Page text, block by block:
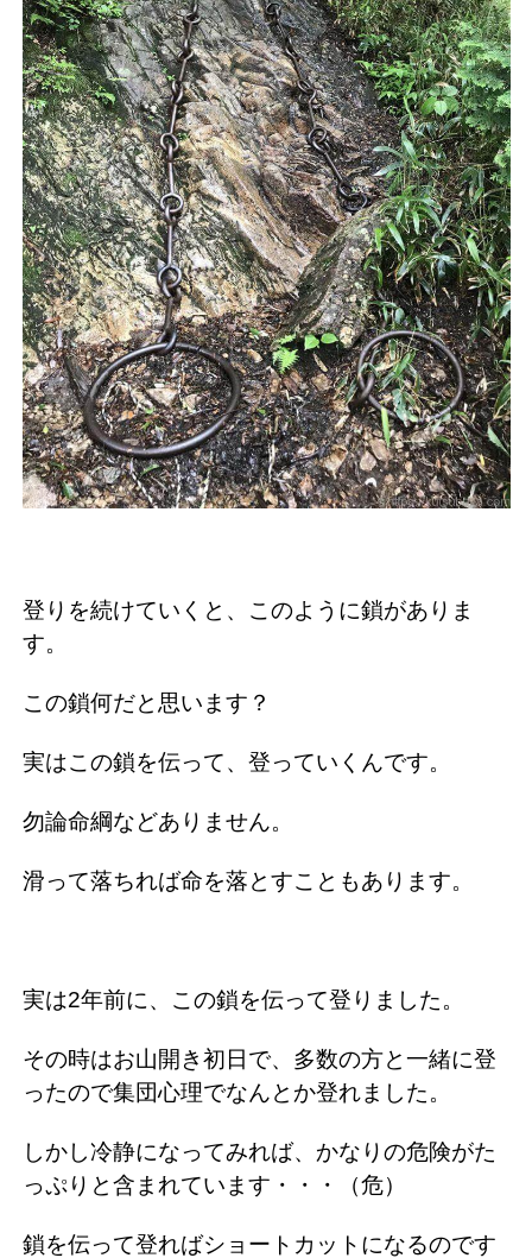
登りを続けていくと、このように鎖がありま
す。
この鎖何だと思います？
実はこの鎖を伝って、登っていくんです。
勿論命綱などありません。
滑って落ちれば命を落とすこともあります。
実は2年前に、この鎖を伝って登りました。
その時はお山開き初日で、多数の方と一緒に登
ったので集団心理でなんとか登れました。
しかし冷静になってみれば、かなりの危険がた
っぷりと含まれています・・・（危）
鎖を伝って登ればショートカットになるのです